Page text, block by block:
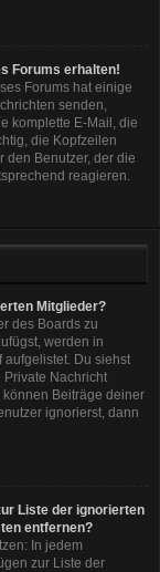
Forums erhalten!
Forums hat einige
senden,
komplette E-Mail, die
die Kopfzeilen
den Benutzer, der die
reagieren.
Mitglieder?
des Boards zu
werden in
Du siehst
Nachricht
Beiträge deiner
ignorierst, dann
Liste der ignorierten
entfernen?
In jedem
zur Liste der